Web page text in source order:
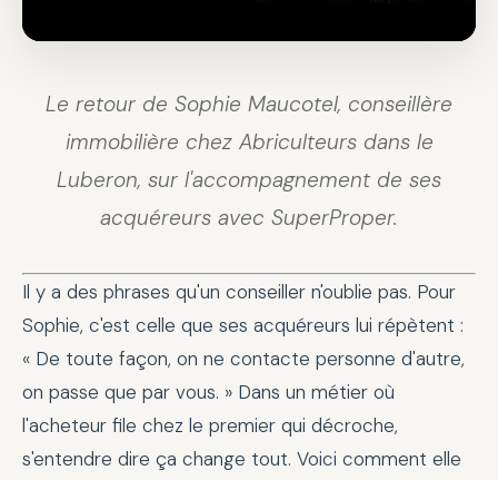
Le retour de Sophie Maucotel, conseillère
immobilière chez Abriculteurs dans le
Luberon, sur l'accompagnement de ses
acquéreurs avec SuperProper.
Il y a des phrases qu'un conseiller n'oublie pas. Pour
Sophie, c'est celle que ses acquéreurs lui répètent :
« De toute façon, on ne contacte personne d'autre,
on passe que par vous. » Dans un métier où
l'acheteur file chez le premier qui décroche,
s'entendre dire ça change tout. Voici comment elle